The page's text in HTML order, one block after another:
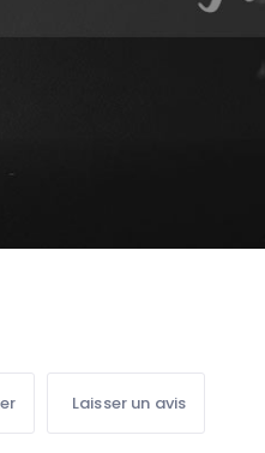
Laisser un avis